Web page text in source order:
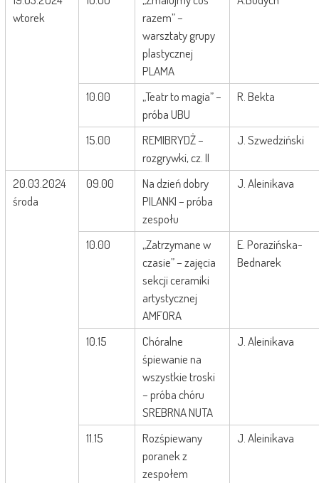
wtorek
razem” –
warsztaty grupy
plastycznej
PLAMA
10.00
„Teatr to magia” –
próba UBU
R. Bekta
15.00
REMIBRYDŻ –
rozgrywki, cz. II
J. Szwedziński
20.03.2024
środa
09.00
Na dzień dobry
PILANKI – próba
zespołu
J. Aleinikava
10.00
„Zatrzymane w
czasie” – zajęcia
sekcji ceramiki
artystycznej
AMFORA
E. Porazińska-
Bednarek
10.15
Chóralne
śpiewanie na
wszystkie troski
– próba chóru
SREBRNA NUTA
J. Aleinikava
11.15
Rozśpiewany
poranek z
zespołem
J. Aleinikava